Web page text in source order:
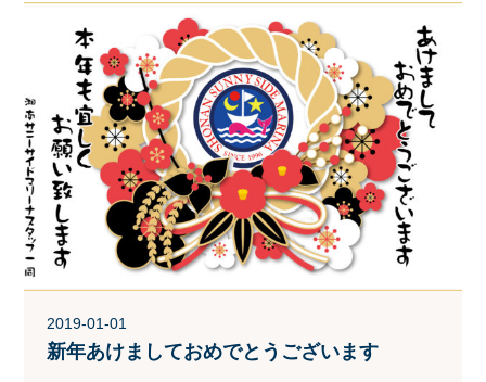
2019-01-01
新年あけましておめでとうございます